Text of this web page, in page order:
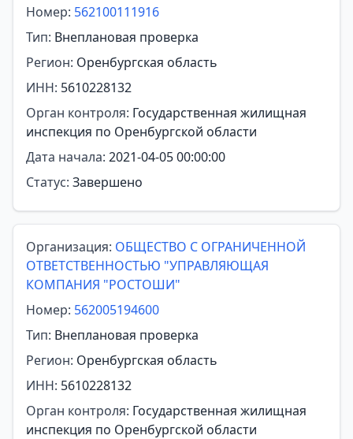
Номер: 562100111916
Тип: Внеплановая проверка
Регион: Оренбургская область
ИНН: 5610228132
Орган контроля: Государственная жилищная
инспекция по Оренбургской области
Дата начала: 2021-04-05 00:00:00
Статус: Завершено
Организация: ОБЩЕСТВО С ОГРАНИЧЕННОЙ
ОТВЕТСТВЕННОСТЬЮ "УПРАВЛЯЮЩАЯ
КОМПАНИЯ "РОСТОШИ"
Номер: 562005194600
Тип: Внеплановая проверка
Регион: Оренбургская область
ИНН: 5610228132
Орган контроля: Государственная жилищная
инспекция по Оренбургской области